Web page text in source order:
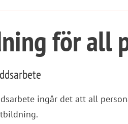
för all
ingår det att all